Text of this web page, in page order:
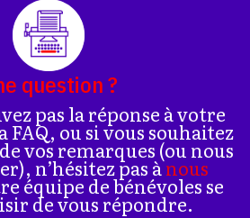
question ?
pas la réponse à votre
FAQ, ou si vous souhaitez
vos remarques (ou nous
n’hésitez pas ànous
équipe de bénévoles se
de vous répondre.